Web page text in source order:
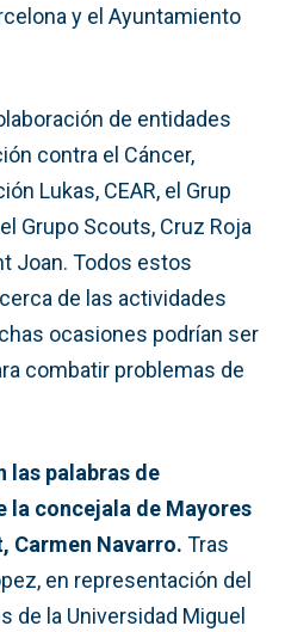
y el Ayuntamiento
de entidades
contra el Cáncer,
Lukas, CEAR, el Grup
Grupo Scouts, Cruz Roja
Joan. Todos estos
de las actividades
ocasiones podrían ser
combatir problemas de
las palabras de
la concejala de Mayores
Carmen Navarro. Tras
en representación del
de la Universidad Miguel